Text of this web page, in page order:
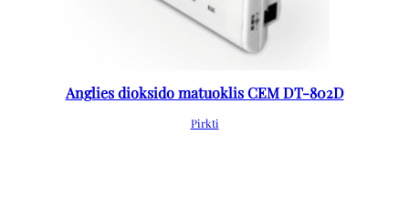
Anglies dioksido matuoklis CEM DT-802D
Pirkti